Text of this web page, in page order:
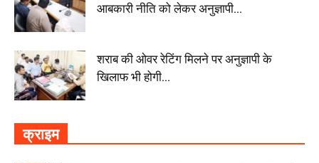
आबकारी नीति को लेकर अनुज्ञापी...
शराब की ओवर रेटिंग मिलने पर अनुज्ञापी के
खिलाफ भी होगी...
क्राइम